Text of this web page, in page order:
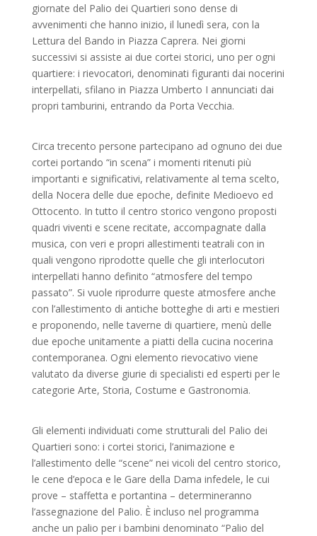
giornate del Palio dei Quartieri sono dense di
avvenimenti che hanno inizio, il lunedì sera, con la
Lettura del Bando in Piazza Caprera. Nei giorni
successivi si assiste ai due cortei storici, uno per ogni
quartiere: i rievocatori, denominati figuranti dai nocerini
interpellati, sfilano in Piazza Umberto I annunciati dai
propri tamburini, entrando da Porta Vecchia.
Circa trecento persone partecipano ad ognuno dei due
cortei portando “in scena” i momenti ritenuti più
importanti e significativi, relativamente al tema scelto,
della Nocera delle due epoche, definite Medioevo ed
Ottocento. In tutto il centro storico vengono proposti
quadri viventi e scene recitate, accompagnate dalla
musica, con veri e propri allestimenti teatrali con in
quali vengono riprodotte quelle che gli interlocutori
interpellati hanno definito “atmosfere del tempo
passato”. Si vuole riprodurre queste atmosfere anche
con l’allestimento di antiche botteghe di arti e mestieri
e proponendo, nelle taverne di quartiere, menù delle
due epoche unitamente a piatti della cucina nocerina
contemporanea. Ogni elemento rievocativo viene
valutato da diverse giurie di specialisti ed esperti per le
categorie Arte, Storia, Costume e Gastronomia.
Gli elementi individuati come strutturali del Palio dei
Quartieri sono: i cortei storici, l’animazione e
l’allestimento delle “scene” nei vicoli del centro storico,
le cene d’epoca e le Gare della Dama infedele, le cui
prove – staffetta e portantina – determineranno
l’assegnazione del Palio. È incluso nel programma
anche un palio per i bambini denominato “Palio del